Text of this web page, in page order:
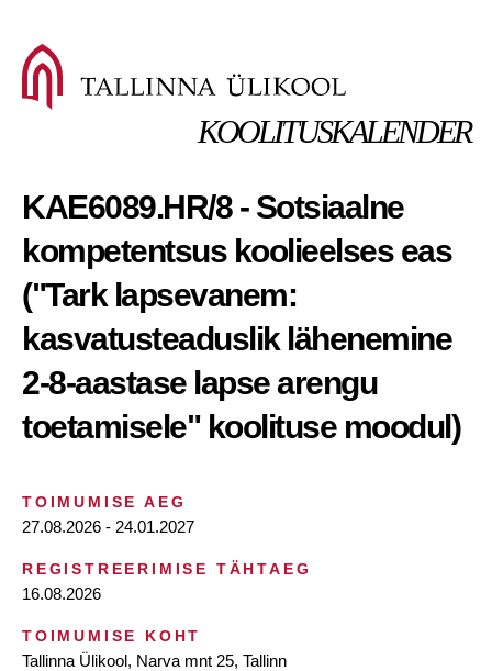
KOOLITUSKALENDER
KAE6089.HR/8 - Sotsiaalne
kompetentsus koolieelses eas
("Tark lapsevanem:
kasvatusteaduslik lähenemine
2-8-aastase lapse arengu
toetamisele" koolituse moodul)
TOIMUMISE AEG
27.08.2026 - 24.01.2027
REGISTREERIMISE TÄHTAEG
16.08.2026
TOIMUMISE KOHT
Tallinna Ülikool, Narva mnt 25, Tallinn